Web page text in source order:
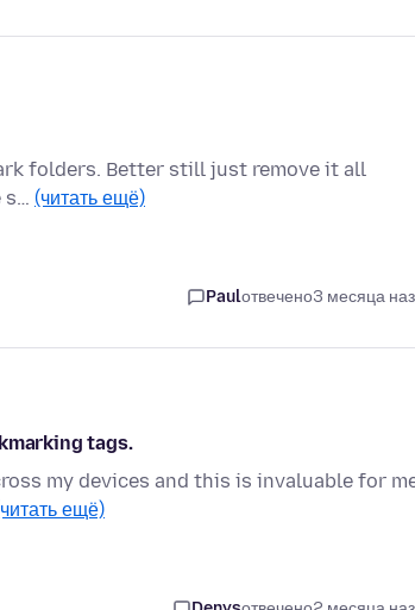
folders. Better still just remove it all
s… (читать ещё)
Paulотвечено3 месяца
tags.
my devices and this is invaluable for
ещё)